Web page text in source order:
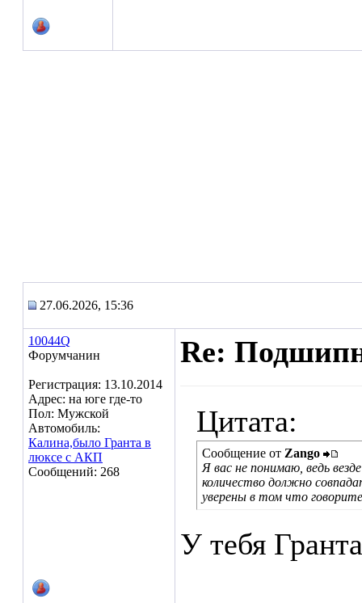
27.06.2026, 15:36
10044Q
Форумчанин
Регистрация: 13.10.2014
Адрес: на юге где-то
Пол: Мужской
Автомобиль:
Калина,было Гранта в
люксе с АКП
Сообщений: 268
Re:
Цитата:
Сообщение от Zango
Я вас не понимаю, ведь
количество должно
уверены в том что
У тебя